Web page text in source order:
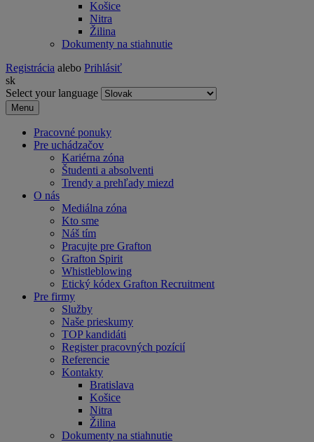
Košice
Nitra
Žilina
Dokumenty na stiahnutie
Registrácia alebo Prihlásiť
sk
Select your language
Menu
Pracovné ponuky
Pre uchádzačov
Kariérna zóna
Študenti a absolventi
Trendy a prehľady miezd
O nás
Mediálna zóna
Kto sme
Náš tím
Pracujte pre Grafton
Grafton Spirit
Whistleblowing
Etický kódex Grafton Recruitment
Pre firmy
Služby
Naše prieskumy
TOP kandidáti
Register pracovných pozícií
Referencie
Kontakty
Bratislava
Košice
Nitra
Žilina
Dokumenty na stiahnutie